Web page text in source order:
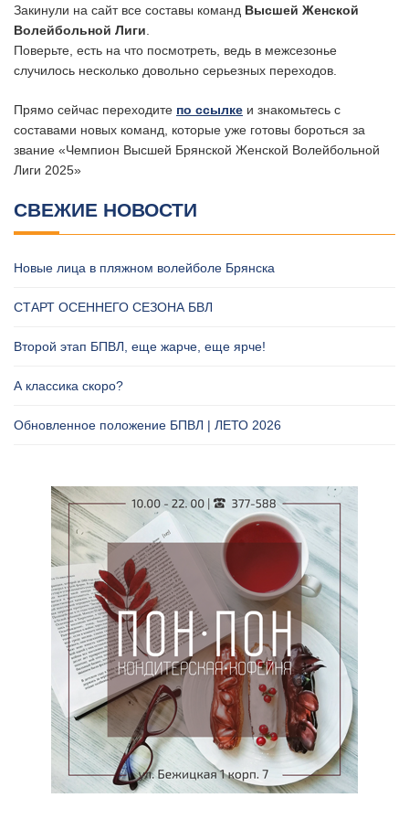
Закинули на сайт все составы команд Высшей Женской
Волейбольной Лиги
Поверьте, есть на что посмотреть, ведь в межсезонье
случилось несколько довольно серьезных переходов.
Прямо сейчас переходите по ссылке и знакомьтесь с
составами новых команд, которые уже готовы бороться за
звание «Чемпион Высшей Брянской Женской Волейбольной
Лиги 2025»
СВЕЖИЕ НОВОСТИ
Новые лица в пляжном волейболе Брянска
СТАРТ ОСЕННЕГО СЕЗОНА БВЛ
Второй этап БПВЛ, еще жарче, еще ярче!
А классика скоро?
Обновленное положение БПВЛ | ЛЕТО 2026